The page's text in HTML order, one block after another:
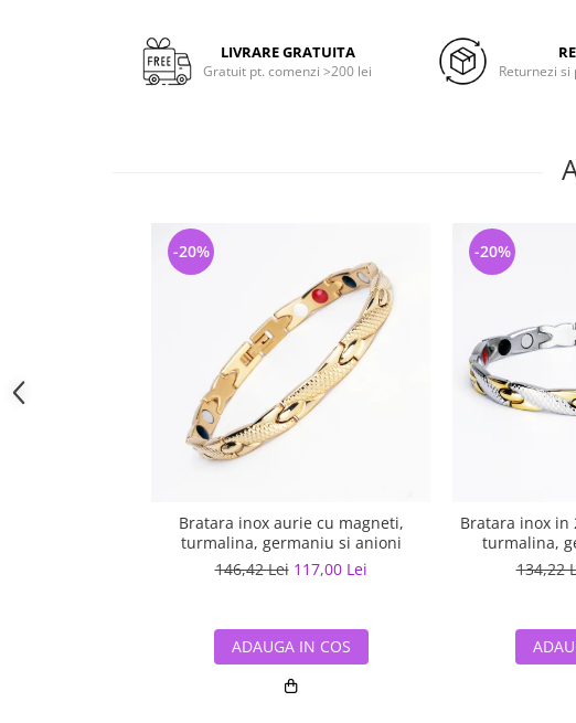
LIVRARE GRATUITA
Gratuit pt. comenzi >200 lei Returnezi
Bratara inox aurie cu magneti,
turmalina, germaniu si anioni
146,42 Lei 117,00 Lei
-20%
ADAUGA IN COS
Bratara inox in
turmalina,
134,22
-20%